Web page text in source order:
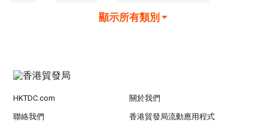
顯示所有類別
HKTDC.com 關於我們
聯絡我們 香港貿發局流動應用程式